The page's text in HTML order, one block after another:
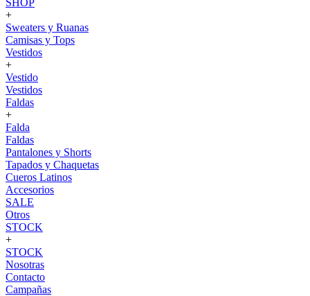
SHOP
+
Sweaters y Ruanas
Camisas y Tops
Vestidos
+
Vestido
Vestidos
Faldas
+
Falda
Faldas
Pantalones y Shorts
Tapados y Chaquetas
Cueros Latinos
Accesorios
SALE
Otros
STOCK
+
STOCK
Nosotras
Contacto
Campañas